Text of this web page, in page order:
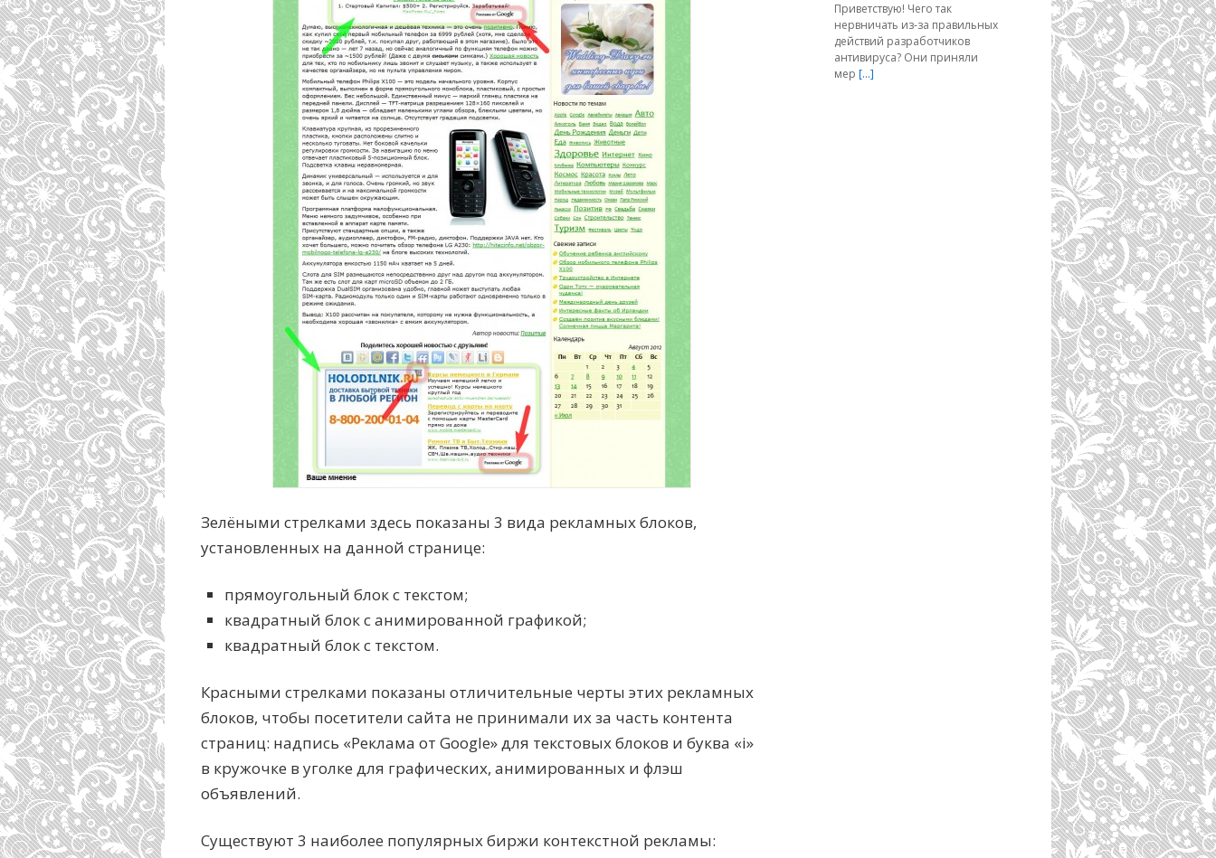
Зелёными стрелками здесь показаны 3 вида рекламных блоков,
установленных на данной странице:
прямоугольный блок с текстом;
квадратный блок с анимированной графикой;
квадратный блок с текстом.
Красными стрелками показаны отличительные черты этих рекламных
блоков, чтобы посетители сайта не принимали их за часть контента
страниц: надпись «Реклама от Google» для текстовых блоков и буква «i»
в кружочке в уголке для графических, анимированных и флэш
объявлений.
Существуют 3 наиболее популярных биржи контекстной рекламы:
Приветствую! Чего так
нервничать из-за правильных
действий разработчиков
антивируса? Они приняли
мер […]